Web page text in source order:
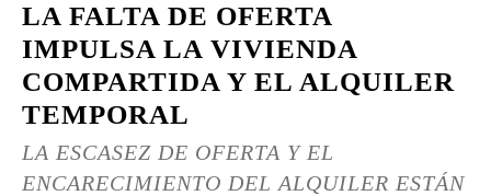
LA FALTA DE OFERTA
IMPULSA LA VIVIENDA
COMPARTIDA Y EL ALQUILER
TEMPORAL
LA ESCASEZ DE OFERTA Y EL
ENCARECIMIENTO DEL ALQUILER ESTÁN